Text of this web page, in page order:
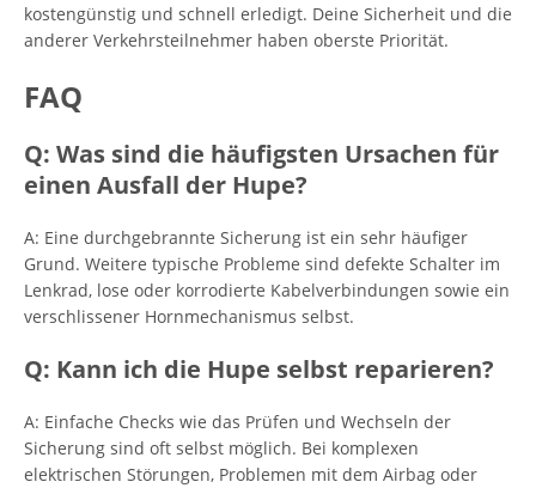
kostengünstig und schnell erledigt. Deine Sicherheit und die
anderer Verkehrsteilnehmer haben oberste Priorität.
FAQ
Q: Was sind die häufigsten Ursachen für
einen Ausfall der Hupe?
A: Eine durchgebrannte Sicherung ist ein sehr häufiger
Grund. Weitere typische Probleme sind defekte Schalter im
Lenkrad, lose oder korrodierte Kabelverbindungen sowie ein
verschlissener Hornmechanismus selbst.
Q: Kann ich die Hupe selbst reparieren?
A: Einfache Checks wie das Prüfen und Wechseln der
Sicherung sind oft selbst möglich. Bei komplexen
elektrischen Störungen, Problemen mit dem Airbag oder